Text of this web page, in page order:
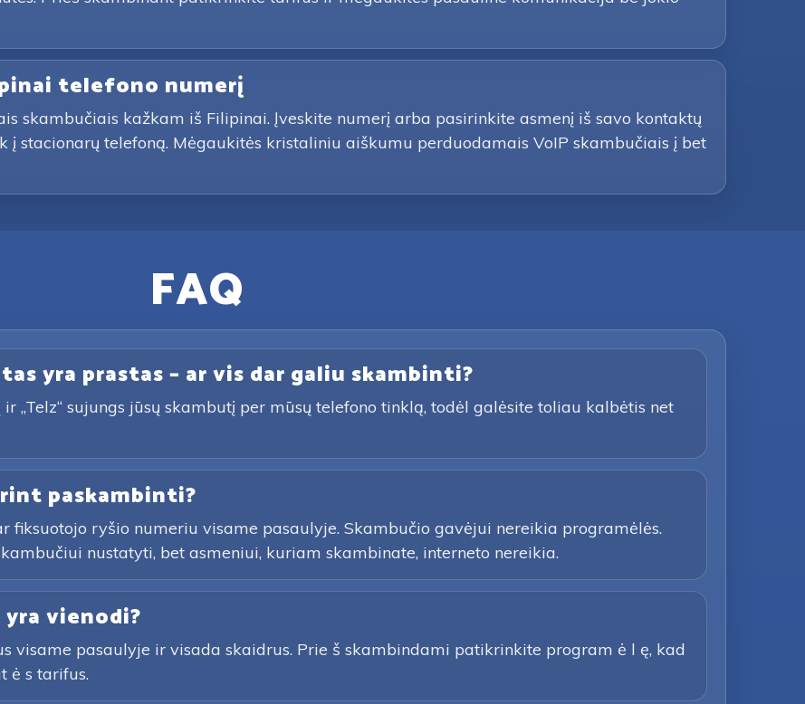
telefono numerį
skambučiais kažkam iš Filipinai. Įveskite numerį arba pasirinkite asmenį iš savo kontaktų
į stacionarų telefoną. Mėgaukitės kristaliniu aiškumu perduodamais VoIP skambučiais į bet
FAQ
yra prastas – ar vis dar galiu skambinti?
„Telz“ sujungs jūsų skambutį per mūsų telefono tinklą, todėl galėsite toliau kalbėtis net
paskambinti?
ryšio numeriu visame pasaulyje. Skambučio gavėjui nereikia programėlės.
nustatyti, bet asmeniui, kuriam skambinate, interneto nereikia.
vienodi?
visame pasaulyje ir visada skaidrus. Prie š skambindami patikrinkite program ė l ę, kad
ė s tarifus.